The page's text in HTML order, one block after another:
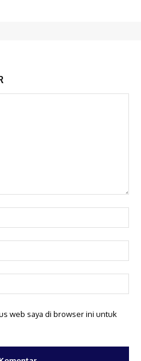
web saya di browser ini untuk